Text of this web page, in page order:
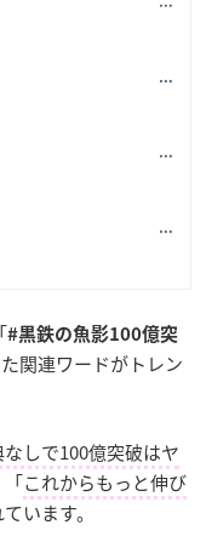
#黒鉄の魚影100億突
関連ワードがトレン
しで100億突破はヤ
「これからもっと伸び
います。